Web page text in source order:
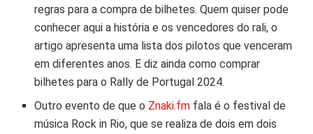
regras para a compra de bilhetes. Quem quiser pode
conhecer aqui a história e os vencedores do rali, o
artigo apresenta uma lista dos pilotos que venceram
em diferentes anos. E diz ainda como comprar
bilhetes para o Rally de Portugal 2024.
Outro evento de que o Znaki.fm fala é o festival de
música Rock in Rio, que se realiza de dois em dois